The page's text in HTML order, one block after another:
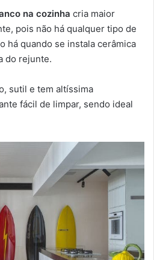
na cozinha cria maior
pois não há qualquer tipo de
há quando se instala cerâmica
do rejunte.
sutil e tem altíssima
fácil de limpar, sendo ideal